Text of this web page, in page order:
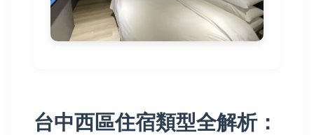
台中西區住宿類型全解析：